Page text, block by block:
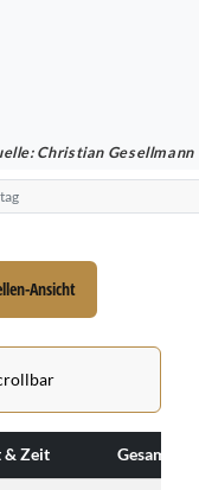
Christian Gesellmann
Ansicht
& Zeit Gesamt